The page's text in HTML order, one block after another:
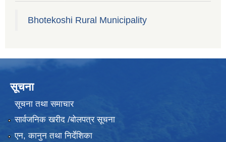
Bhotekoshi Rural Municipality
सूचना
सूचना तथा समाचार
सार्वजनिक खरीद /बोलपत्र सूचना
एन, कानुन तथा निर्देशिका